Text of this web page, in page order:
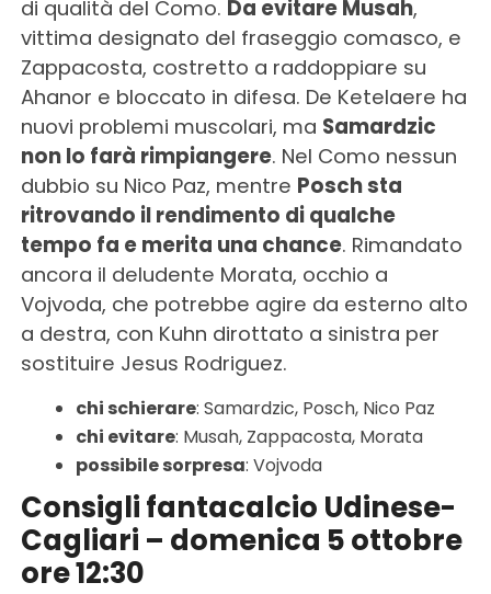
di qualità del Como. Da evitare Musah,
vittima designato del fraseggio comasco, e
Zappacosta, costretto a raddoppiare su
Ahanor e bloccato in difesa. De Ketelaere ha
nuovi problemi muscolari, ma Samardzic
non lo farà rimpiangere. Nel Como nessun
dubbio su Nico Paz, mentre Posch sta
ritrovando il rendimento di qualche
tempo fa e merita una chance. Rimandato
ancora il deludente Morata, occhio a
Vojvoda, che potrebbe agire da esterno alto
a destra, con Kuhn dirottato a sinistra per
sostituire Jesus Rodriguez.
chi schierare: Samardzic, Posch, Nico Paz
chi evitare: Musah, Zappacosta, Morata
possibile sorpresa: Vojvoda
Consigli fantacalcio Udinese-
Cagliari – domenica 5 ottobre
ore 12:30